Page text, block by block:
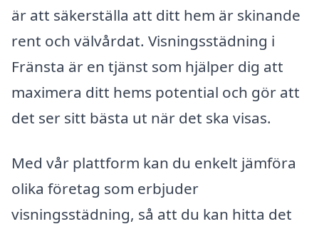
är att säkerställa att ditt hem är skinande
rent och välvårdat. Visningsstädning i
Fränsta är en tjänst som hjälper dig att
maximera ditt hems potential och gör att
det ser sitt bästa ut när det ska visas.
Med vår plattform kan du enkelt jämföra
olika företag som erbjuder
visningsstädning, så att du kan hitta det